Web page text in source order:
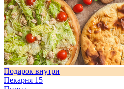
Подарок внутри
Пекарня 15